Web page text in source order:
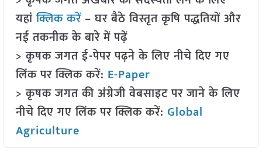
यहांक्लिक करें– घर बैठे विस्तृत कृषि पद्धतियों और
नई तकनीक के बारे में पढ़ें
> कृषक जगत ई-पेपर पढ़ने के लिए नीचे दिए गए
लिंक पर क्लिक करें: E-Paper
> कृषक जगत की अंग्रेजी वेबसाइट पर जाने के लिए
नीचे दिए गए लिंक पर क्लिक करें: Global
Agriculture